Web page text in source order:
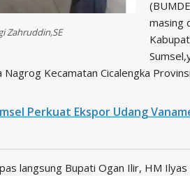
Zahruddin,SE
masing
Kecamatan Cicalengka
Perkuat Ekspor Udang
langsung Bupati Ogan Ilir, HM Ilyas